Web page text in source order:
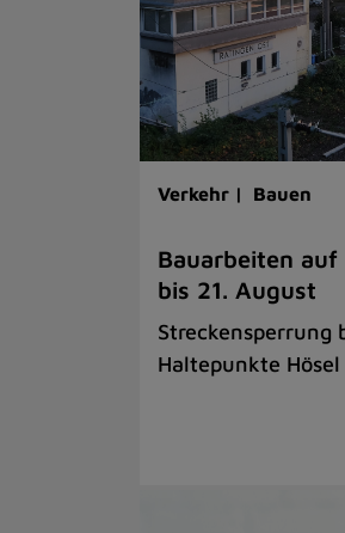
Verkehr | Bauen
Bauarbeiten auf
bis 21. August
Haltepunkte